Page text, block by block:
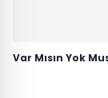
Var Mısın Yok